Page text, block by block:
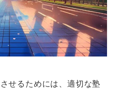
せるためには、適切な塾